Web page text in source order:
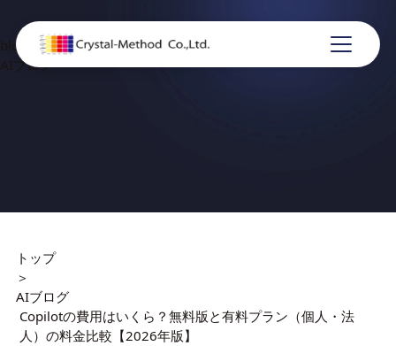
blog
AIブログ
トップ
＞
AIブログ
Copilotの費用はいくら？無料版と有料プラン（個人・法
人）の料金比較【2026年版】